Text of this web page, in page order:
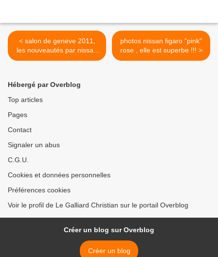
< salon de geneve 2011,
les nouveautés par nissan
cahors
photos nissan figaro "pink"
rose , elle est superbe !!! >
Hébergé par Overblog
Top articles
Pages
Contact
Signaler un abus
C.G.U.
Cookies et données personnelles
Préférences cookies
Voir le profil de Le Galliard Christian sur le portail Overblog
Créer un blog sur Overblog
Créer un blog